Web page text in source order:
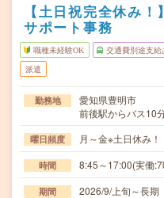
【土日祝完全休み
サポート事務
職種未経験OK 交通費別途支給
派遣
勤務地
愛知県豊明市
前後駅からバス10
曜日頻度 月～金※土日休み！
時間 8:45～17:00(実働
期間 2026/9/上旬～長